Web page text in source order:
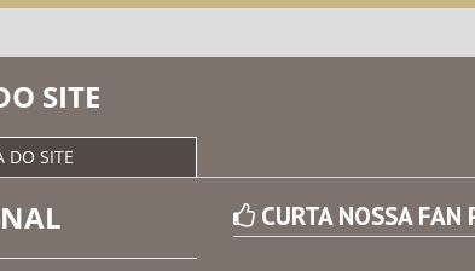
QEdu
SICONFI - Tesouro Nacional